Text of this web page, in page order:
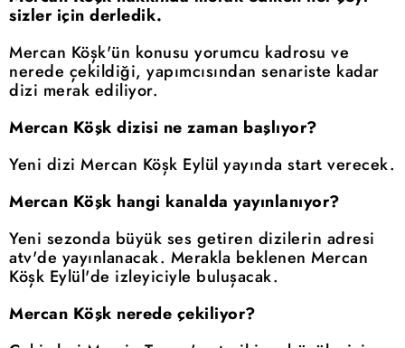
sizler için derledik.
Mercan Köşk'ün konusu yorumcu kadrosu ve
nerede çekildiği, yapımcısından senariste kadar
dizi merak ediliyor.
Mercan Köşk dizisi ne zaman başlıyor?
Yeni dizi Mercan Köşk Eylül yayında start verecek.
Mercan Köşk hangi kanalda yayınlanıyor?
Yeni sezonda büyük ses getiren dizilerin adresi
atv'de yayınlanacak. Merakla beklenen Mercan
Köşk Eylül'de izleyiciyle buluşacak.
Mercan Köşk nerede çekiliyor?